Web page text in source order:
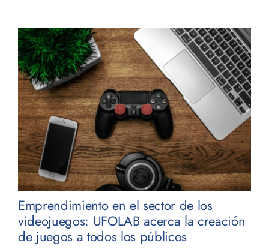
Emprendimiento en el sector de los
videojuegos: UFOLAB acerca la creación
de juegos a todos los públicos